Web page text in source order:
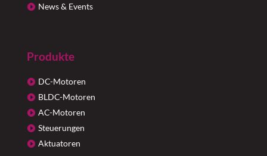
News & Events
Produkte
DC-Motoren
BLDC-Motoren
AC-Motoren
Steuerungen
Aktuatoren